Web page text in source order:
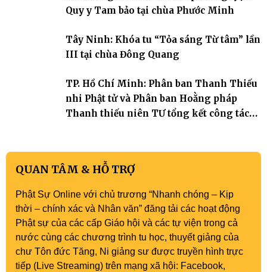
trang quý báu, gieo những hạt giống thiện l
Quy y Tam bảo tại chùa Phước Minh
Tây Ninh: Khóa tu “Tỏa sáng Từ tâm” lần
III tại chùa Đông Quang
TP. Hồ Chí Minh: Phân ban Thanh Thiếu
nhi Phật tử và Phân ban Hoằng pháp
Thanh thiếu niên TƯ tổng kết công tác
QUAN TÂM & HỖ TRỢ
Phật Sự Online với chủ trương “Nhanh chóng – Kịp
thời – chính xác và Nhân văn” đăng tải các hoạt động
Phật sự của các cấp Giáo hội và các tự viện trong cả
nước cùng các chương trình tu học, thuyết giảng của
chư Tôn đức Tăng, Ni giảng sư được truyền hình trực
tiếp (Live Streaming) trên mạng xã hội: Facebook,